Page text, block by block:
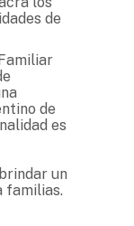
de
de
es
un
familias.